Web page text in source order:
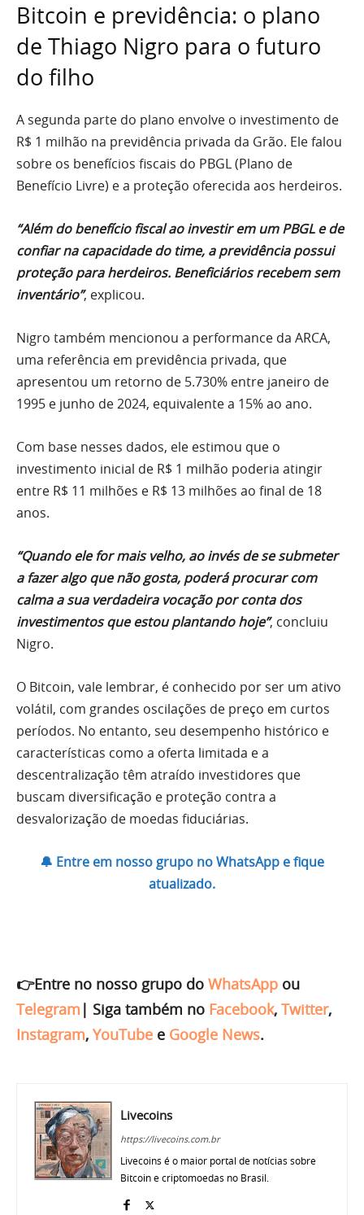
Bitcoin e previdência: o plano
de Thiago Nigro para o futuro
do filho
A segunda parte do plano envolve o investimento de
R$ 1 milhão na previdência privada da Grão. Ele falou
sobre os benefícios fiscais do PBGL (Plano de
Benefício Livre) e a proteção oferecida aos herdeiros.
“Além do benefício fiscal ao investir em um PBGL e de
confiar na capacidade do time, a previdência possui
proteção para herdeiros. Beneficiários recebem sem
inventário”, explicou.
Nigro também mencionou a performance da ARCA,
uma referência em previdência privada, que
apresentou um retorno de 5.730% entre janeiro de
1995 e junho de 2024, equivalente a 15% ao ano.
Com base nesses dados, ele estimou que o
investimento inicial de R$ 1 milhão poderia atingir
entre R$ 11 milhões e R$ 13 milhões ao final de 18
anos.
“Quando ele for mais velho, ao invés de se submeter
a fazer algo que não gosta, poderá procurar com
calma a sua verdadeira vocação por conta dos
investimentos que estou plantando hoje”, concluiu
Nigro.
O Bitcoin, vale lembrar, é conhecido por ser um ativo
volátil, com grandes oscilações de preço em curtos
períodos. No entanto, seu desempenho histórico e
características como a oferta limitada e a
descentralização têm atraído investidores que
buscam diversificação e proteção contra a
desvalorização de moedas fiduciárias.
🔔 Entre em nosso grupo no WhatsApp e fique
atualizado.
👉Entre no nosso grupo do WhatsApp ou
Telegram | Siga também no Facebook, Twitter,
Instagram, YouTube e Google News.
Livecoins
https://livecoins.com.br
Livecoins é o maior portal de notícias sobre
Bitcoin e criptomoedas no Brasil.